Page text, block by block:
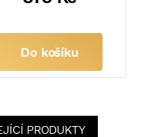
Do košíku
PRODUKTY